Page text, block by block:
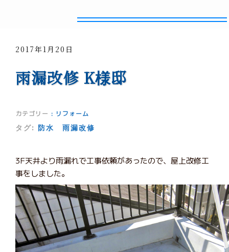
2017年1月20日
雨漏改修 K様邸
カテゴリー : リフォーム
タグ: 防水 雨漏改修
3F天井より雨漏れで工事依頼があったので、屋上改修工
事をしました。